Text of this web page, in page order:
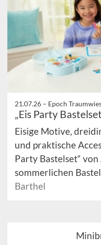
21.07.26 – Epoch
„Eis Party
Eisige Motive,
und praktische
Party Bastelset“
sommerlichen
Barthel